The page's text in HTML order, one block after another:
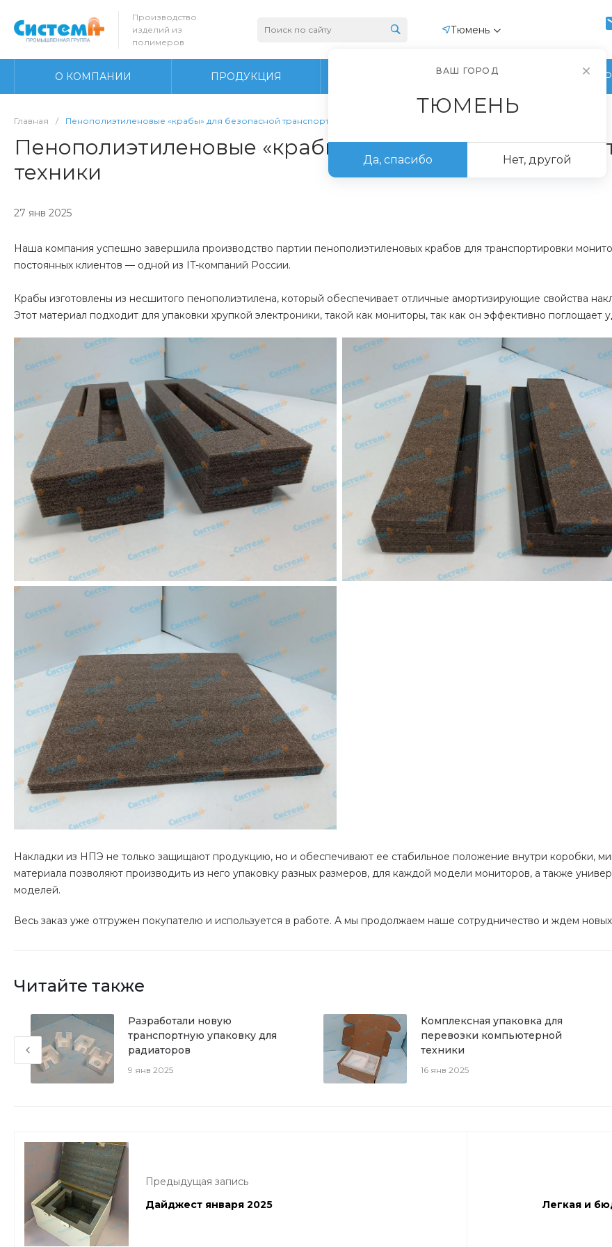
Производство
изделий из
полимеров
Тюмень
О КОМПАНИИ ПРОДУКЦИЯ ПРОИЗВОДСТВО
Главная / Пенополиэтиленовые «крабы» для безопасной транспортировки компьютерной техники
Пенополиэтиленовые «крабы» для безопасной
техники
27 янв 2025
Наша компания успешно завершила производство партии пенополиэтиленовых крабов для транспортировки
постоянных клиентов — одной из IT-компаний России.
Крабы изготовлены из несшитого пенополиэтилена, который обеспечивает отличные амортизирующие свойства
Этот материал подходит для упаковки хрупкой электроники, такой как мониторы, так как он эффективно поглощает
Накладки из НПЭ не только защищают продукцию, но и обеспечивают ее стабильное положение внутри коробки,
материала позволяют производить из него упаковку разных размеров, для каждой модели мониторов, а также
моделей.
Весь заказ уже отгружен покупателю и используется в работе. А мы продолжаем наше сотрудничество и ждем новых
Читайте также
Разработали новую
транспортную упаковку для
радиаторов
9 янв 2025
Комплексная упаковка для
перевозки компьютерной
техники
16 янв 2025
Предыдущая запись
Дайджест января 2025
Легкая и
ВАШ ГОРОД
ТЮМЕНЬ
Да, спасибо Нет, другой